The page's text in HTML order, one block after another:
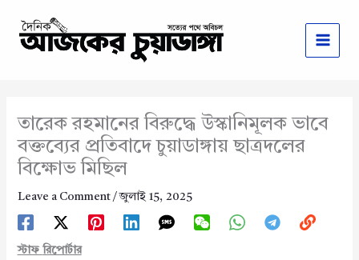
content
তারেক রহমানের বিরুদ্ধে উস্কানিমূলক ভাবে
বক্তব্যের প্রতিবাদে চুয়াডাঙ্গায় ছাত্রদলের
বিক্ষোভ মিছিল
Leave a Comment /জুলাই 15, 2025
স্টাফ রিপোর্টার